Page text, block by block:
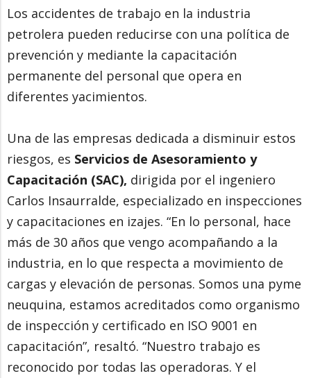
Los accidentes de trabajo en la industria
petrolera pueden reducirse con una política de
prevención y mediante la capacitación
permanente del personal que opera en
diferentes yacimientos.
Una de las empresas dedicada a disminuir estos
riesgos, es Servicios de Asesoramiento y
Capacitación (SAC), dirigida por el ingeniero
Carlos Insaurralde, especializado en inspecciones
y capacitaciones en izajes. “En lo personal, hace
más de 30 años que vengo acompañando a la
industria, en lo que respecta a movimiento de
cargas y elevación de personas. Somos una pyme
neuquina, estamos acreditados como organismo
de inspección y certificado en ISO 9001 en
capacitación”, resaltó. “Nuestro trabajo es
reconocido por todas las operadoras. Y el